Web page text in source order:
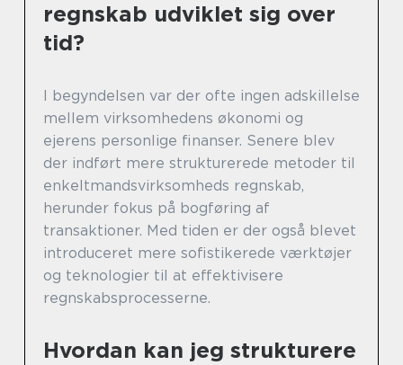
regnskab udviklet sig over
tid?
I begyndelsen var der ofte ingen adskillelse
mellem virksomhedens økonomi og
ejerens personlige finanser. Senere blev
der indført mere strukturerede metoder til
enkeltmandsvirksomheds regnskab,
herunder fokus på bogføring af
transaktioner. Med tiden er der også blevet
introduceret mere sofistikerede værktøjer
og teknologier til at effektivisere
regnskabsprocesserne.
Hvordan kan jeg strukturere